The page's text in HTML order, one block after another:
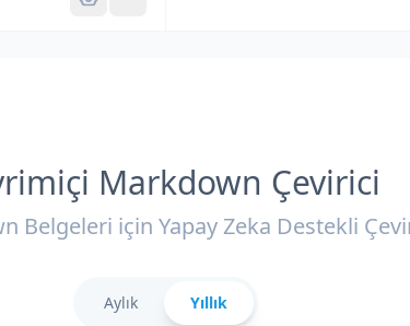
Markdown Çevirici
Belgeleri için Yapay Zeka Destekli
Aylık Yıllık